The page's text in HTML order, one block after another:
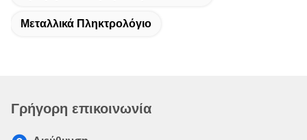
Μεταλλικά Πληκτρολόγιο
Γρήγορη επικοινωνία